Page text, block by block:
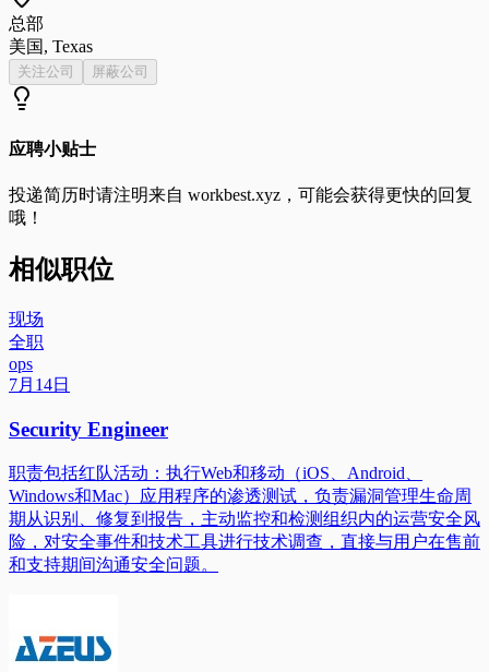
总部
美国, Texas
关注公司 屏蔽公司
应聘小贴士
投递简历时请注明来自 workbest.xyz ，可能会获得更快的回复
哦！
相似职位
现场
全职
ops
7月14日
Security Engineer
职责包括红队活动：执行Web和移动（iOS、Android、
Windows和Mac）应用程序的渗透测试，负责漏洞管理生命周
期从识别、修复到报告，主动监控和检测组织内的运营安全风
险，对安全事件和技术工具进行技术调查，直接与用户在售前
和支持期间沟通安全问题。